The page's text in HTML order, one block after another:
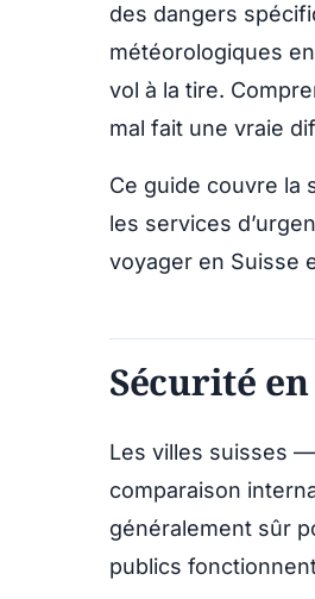
des dangers
météorologiques
vol à la tire.
mal fait une vraie
Ce guide couvre la
les services
voyager en Suisse
Sécurité
Les villes suisses —
comparaison
généralement sûr
publics